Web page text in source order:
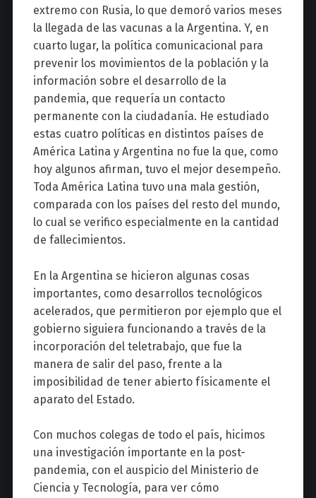
extremo con Rusia, lo que demoró varios meses
la llegada de las vacunas a la Argentina. Y, en
cuarto lugar, la política comunicacional para
prevenir los movimientos de la población y la
información sobre el desarrollo de la
pandemia, que requería un contacto
permanente con la ciudadanía. He estudiado
estas cuatro políticas en distintos países de
América Latina y Argentina no fue la que, como
hoy algunos afirman, tuvo el mejor desempeño.
Toda América Latina tuvo una mala gestión,
comparada con los países del resto del mundo,
lo cual se verifico especialmente en la cantidad
de fallecimientos.
En la Argentina se hicieron algunas cosas
importantes, como desarrollos tecnológicos
acelerados, que permitieron por ejemplo que el
gobierno siguiera funcionando a través de la
incorporación del teletrabajo, que fue la
manera de salir del paso, frente a la
imposibilidad de tener abierto físicamente el
aparato del Estado.
Con muchos colegas de todo el país, hicimos
una investigación importante en la post-
pandemia, con el auspicio del Ministerio de
Ciencia y Tecnología, para ver cómo